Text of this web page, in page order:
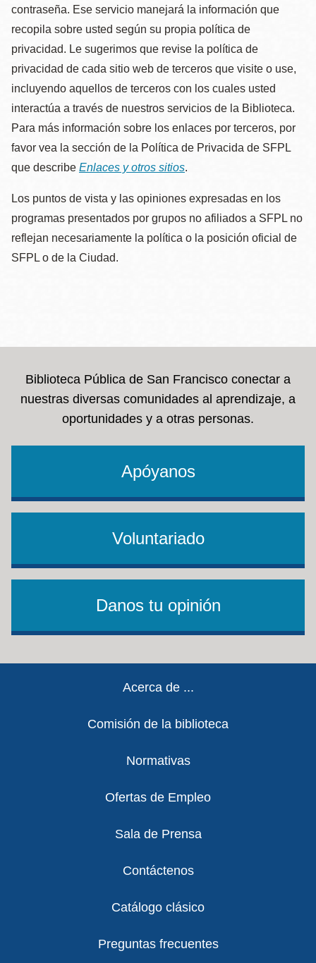
contraseña. Ese servicio manejará la información que
recopila sobre usted según su propia política de
privacidad. Le sugerimos que revise la política de
privacidad de cada sitio web de terceros que visite o use,
incluyendo aquellos de terceros con los cuales usted
interactúa a través de nuestros servicios de la Biblioteca.
Para más información sobre los enlaces por terceros, por
favor vea la sección de la Política de Privacida de SFPL
que describe Enlaces y otros sitios.
Los puntos de vista y las opiniones expresadas en los
programas presentados por grupos no afiliados a SFPL no
reflejan necesariamente la política o la posición oficial de
SFPL o de la Ciudad.
Biblioteca Pública de San Francisco conectar a
nuestras diversas comunidades al aprendizaje, a
oportunidades y a otras personas.
Apóyanos
Voluntariado
Danos tu opinión
Acerca de ...
Comisión de la biblioteca
Normativas
Ofertas de Empleo
Sala de Prensa
Contáctenos
Catálogo clásico
Preguntas frecuentes